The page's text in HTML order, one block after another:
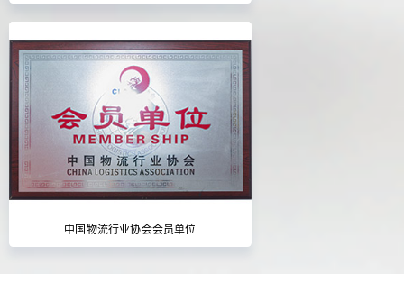
中国物流行业协会会员单位